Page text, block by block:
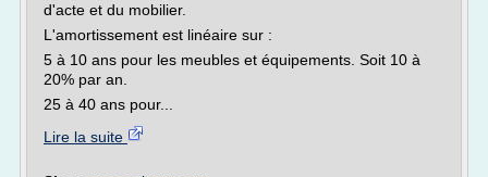
d'acte et du mobilier.
L'amortissement est linéaire sur :
5 à 10 ans pour les meubles et équipements. Soit 10 à
20% par an.
25 à 40 ans pour...
Lire la suite